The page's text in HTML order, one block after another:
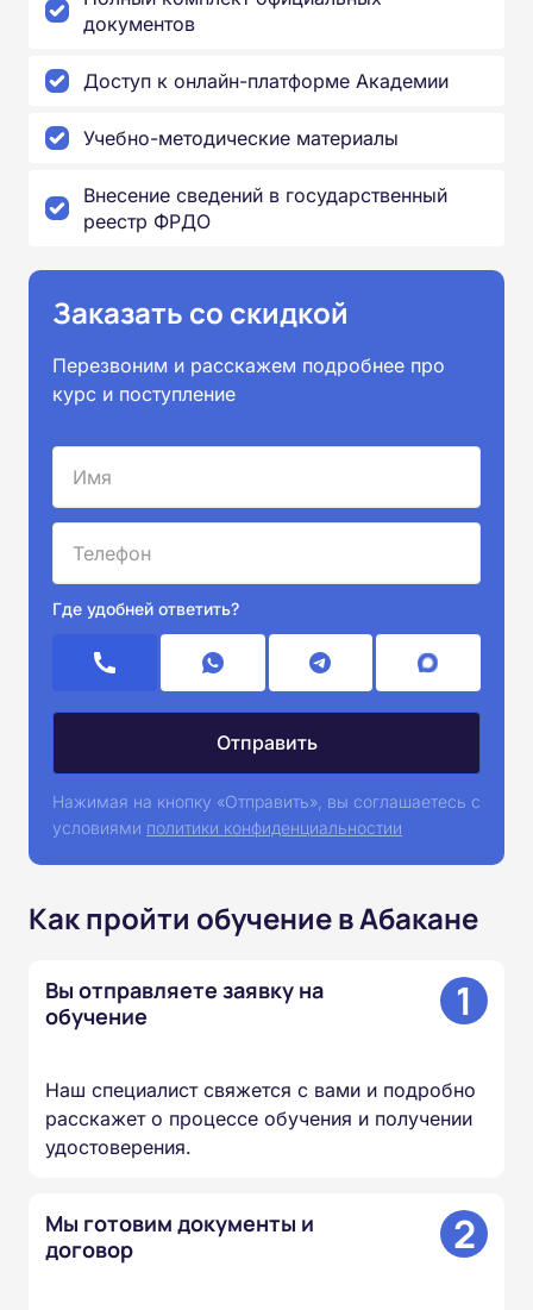
документов
Доступ к онлайн-платформе Академии
Учебно-методические материалы
Внесение сведений в государственный
реестр ФРДО
Заказать со скидкой
Перезвоним и расскажем подробнее про
курс и поступление
Где удобней ответить?
Нажимая на кнопку «Отправить», вы соглашаетесь с
условиями политики конфиденциальностии
Как пройти обучение в Абакане
Вы отправляете заявку на
обучение
1
Наш специалист свяжется с вами и подробно
расскажет о процессе обучения и получении
удостоверения.
Мы готовим документы и
договор
2